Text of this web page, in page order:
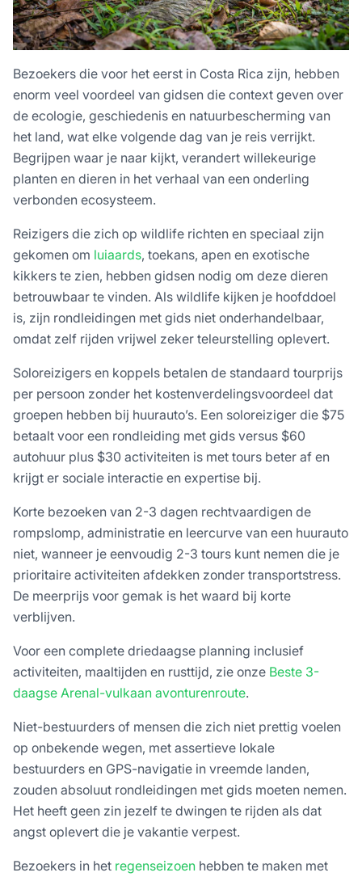
Bezoekers die voor het eerst in Costa Rica zijn, hebben
enorm veel voordeel van gidsen die context geven over
de ecologie, geschiedenis en natuurbescherming van
het land, wat elke volgende dag van je reis verrijkt.
Begrijpen waar je naar kijkt, verandert willekeurige
planten en dieren in het verhaal van een onderling
verbonden ecosysteem.
Reizigers die zich op wildlife richten en speciaal zijn
gekomen om luiaards, toekans, apen en exotische
kikkers te zien, hebben gidsen nodig om deze dieren
betrouwbaar te vinden. Als wildlife kijken je hoofddoel
is, zijn rondleidingen met gids niet onderhandelbaar,
omdat zelf rijden vrijwel zeker teleurstelling oplevert.
Soloreizigers en koppels betalen de standaard tourprijs
per persoon zonder het kostenverdelingsvoordeel dat
groepen hebben bij huurauto’s. Een soloreiziger die $75
betaalt voor een rondleiding met gids versus $60
autohuur plus $30 activiteiten is met tours beter af en
krijgt er sociale interactie en expertise bij.
Korte bezoeken van 2-3 dagen rechtvaardigen de
rompslomp, administratie en leercurve van een huurauto
niet, wanneer je eenvoudig 2-3 tours kunt nemen die je
prioritaire activiteiten afdekken zonder transportstress.
De meerprijs voor gemak is het waard bij korte
verblijven.
Voor een complete driedaagse planning inclusief
activiteiten, maaltijden en rusttijd, zie onze Beste 3-
daagse Arenal-vulkaan avonturenroute.
Niet-bestuurders of mensen die zich niet prettig voelen
op onbekende wegen, met assertieve lokale
bestuurders en GPS-navigatie in vreemde landen,
zouden absoluut rondleidingen met gids moeten nemen.
Het heeft geen zin jezelf te dwingen te rijden als dat
angst oplevert die je vakantie verpest.
Bezoekers in het regenseizoen hebben te maken met